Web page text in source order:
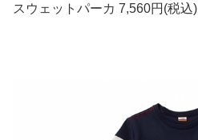
スウェットパーカ 7,560円(税込)